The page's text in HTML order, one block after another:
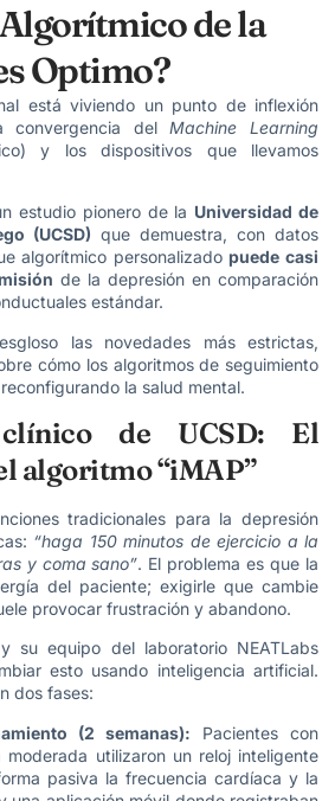
de la
Optimo?
está viviendo un punto de inflexión
convergencia delMachine Learning
y los dispositivos que llevamos
estudio pionero de la Universidad de
(UCSD) que demuestra, con datos
algorítmico personalizado puede casi
de la depresión en comparación
estándar.
las novedades más estrictas,
cómo los algoritmos de seguimiento
la salud mental.
de UCSD: El
algoritmo “iMAP”
tradicionales para la depresión
“haga 150 minutos de ejercicio a la
y coma sano”. El problema es que la
del paciente; exigirle que cambie
provocar frustración y abandono.
su equipo del laboratorio NEATLabs
esto usando inteligencia artificial.
dos fases:
(2 semanas): Pacientes con
moderada utilizaron un reloj inteligente
pasiva la frecuencia cardíaca y la